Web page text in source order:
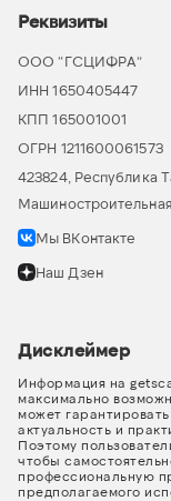
Реквизиты
ООО “ГСЦИФРА”
ИНН 1650405447
КПП 165001001
ОГРН 1211600061573
423824, Республика
Мы ВКонтакте
Наш Дзен
Дисклеймер
Информация на
максимально
может
актуальность и
Поэтому
чтобы
профессиональную
предполагаемого